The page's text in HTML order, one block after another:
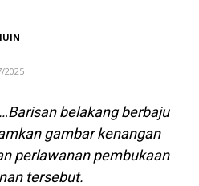
2025
belakang berbaju
gambar kenangan
perlawanan pembukaan
tersebut.